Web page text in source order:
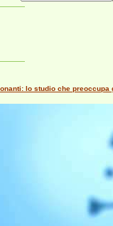
lo studio che preoccupa